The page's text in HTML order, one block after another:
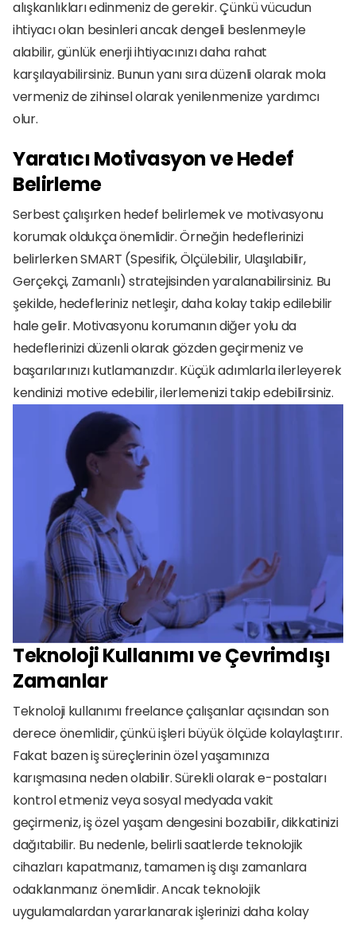
alışkanlıkları edinmeniz de gerekir. Çünkü vücudun
ihtiyacı olan besinleri ancak dengeli beslenmeyle
alabilir, günlük enerji ihtiyacınızı daha rahat
karşılayabilirsiniz. Bunun yanı sıra düzenli olarak mola
vermeniz de zihinsel olarak yenilenmenize yardımcı
olur.
Yaratıcı Motivasyon ve Hedef
Belirleme
Serbest çalışırken hedef belirlemek ve motivasyonu
korumak oldukça önemlidir. Örneğin hedeflerinizi
belirlerken SMART (Spesifik, Ölçülebilir, Ulaşılabilir,
Gerçekçi, Zamanlı) stratejisinden yaralanabilirsiniz. Bu
şekilde, hedefleriniz netleşir, daha kolay takip edilebilir
hale gelir. Motivasyonu korumanın diğer yolu da
hedeflerinizi düzenli olarak gözden geçirmeniz ve
başarılarınızı kutlamanızdır. Küçük adımlarla ilerleyerek
kendinizi motive edebilir, ilerlemenizi takip edebilirsiniz.
Teknoloji Kullanımı ve Çevrimdışı
Zamanlar
Teknoloji kullanımı freelance çalışanlar açısından son
derece önemlidir, çünkü işleri büyük ölçüde kolaylaştırır.
Fakat bazen iş süreçlerinin özel yaşamınıza
karışmasına neden olabilir. Sürekli olarak e-postaları
kontrol etmeniz veya sosyal medyada vakit
geçirmeniz, iş özel yaşam dengesini bozabilir, dikkatinizi
dağıtabilir. Bu nedenle, belirli saatlerde teknolojik
cihazları kapatmanız, tamamen iş dışı zamanlara
odaklanmanız önemlidir. Ancak teknolojik
uygulamalardan yararlanarak işlerinizi daha kolay